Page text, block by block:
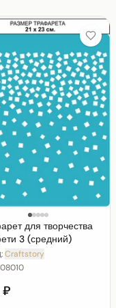
для творчества
3 (средний)
Craftstory
₽